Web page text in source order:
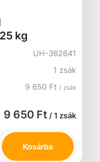
kg
UH-362641
1 zsák
9 650 Ft / zsák
9 650 Ft / 1 zsák
Kosárba